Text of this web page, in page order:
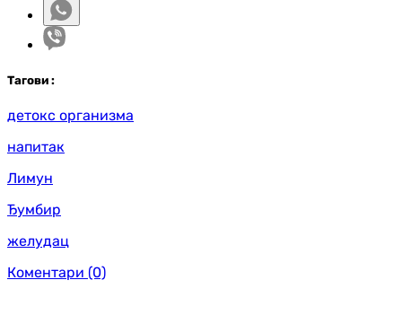
Тагови :
детокс организма
напитак
Лимун
Ђумбир
желудац
Коментари (0)